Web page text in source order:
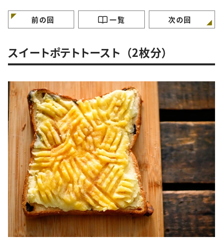
る簡単鶏肉のマーマレ
ードマスタード焼きレシ
ナ」レシピ
前の回 一覧 次の回
スイートポテトトースト （2枚分）